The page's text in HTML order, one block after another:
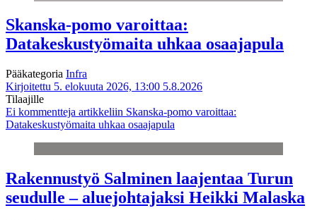
Skanska-pomo varoittaa:
Datakeskustyömaita uhkaa osaajapula
Pääkategoria Infra
Kirjoitettu 5. elokuuta 2026, 13:00 5.8.2026
Tilaajille
Ei kommentteja artikkeliin Skanska-pomo varoittaa:
Datakeskustyömaita uhkaa osaajapula
Rakennustyö Salminen laajentaa Turun
seudulle – aluejohtajaksi Heikki Malaska